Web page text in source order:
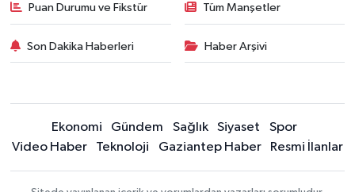
Puan Durumu ve Fikstür Tüm Manşetler
Son Dakika Haberleri Haber Arşivi
Ekonomi Gündem Sağlık Siyaset
Spor
Video Haber
Teknoloji Gaziantep Haber Resmi İlanlar